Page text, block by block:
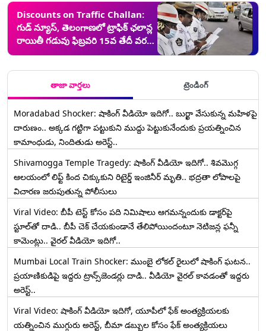
Discounts on Traffic Challan:
గుడ్ న్యూస్, తెలంగాణలో ట్రాఫిక్‌ ఛలాన్ల
రాయితీ గడువు ఫిబ్రవరి 15వ తేదీ వరకు
పొడిగింపు, ఇంకా పెండింగ్‌లో లక్షల
తాజా వార్తలు ట్రెండింగ్
Moradabad Shocker: షాకింగ్ వీడియో ఇదిగో.. బుర్ఖా వేసుకున్న మహిళపై
దారుణం.. అక్కడ గట్టిగా పట్టుకుని ముద్దు పెట్టుకునేందుకు ప్రయత్నించిన
కామాంధుడు, నిందితుడు అరెస్ట్..
Shivamogga Temple Tragedy: షాకింగ్ వీడియో ఇదిగో.. శివమొగ్గ
ఆలయంలో లిఫ్ట్ కింద చిక్కుకుని రిటైర్డ్ ఇంజినీర్ మృతి.. భద్రతా లోపాలపై
విచారణ జరుపుతున్న పోలీసులు
Viral Video: బీపీ టెస్ట్‌ కోసం పది నిమిషాలు ఆగమన్నందుకు డాక్టర్‌పై
స్టూల్‌తో దాడి.. బీపీ చెక్ చేయకుండానే తేలిపోయిందంటూ నెటిజన్ల ఫన్నీ
కామెంట్లు.. వైరల్ వీడియో ఇదిగో..
Mumbai Local Train Shocker: ముంబై లోకల్ రైలులో షాకింగ్ ఘటన..
ప్రయాణికుడిపై ఇద్దరు ట్రాన్స్‌జెండర్లు దాడి.. వీడియో వైరల్ కావడంతో ఇద్దరు
అరెస్ట్..
Viral Video: షాకింగ్ వీడియో ఇదిగో, యూపీలో ఫేక్ అంత్యక్రియలకు
యత్నించిన ముగ్గురు అరెస్ట్, బీమా డబ్బుల కోసం ఫేక్ అంత్యక్రియలు